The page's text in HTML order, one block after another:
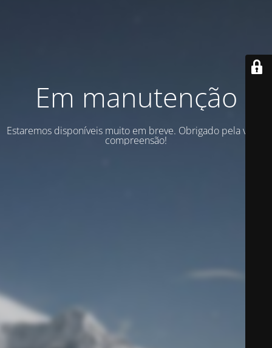
Em manutenção
Estaremos disponíveis muito em breve. Obrigado pela vossa
compreensão!